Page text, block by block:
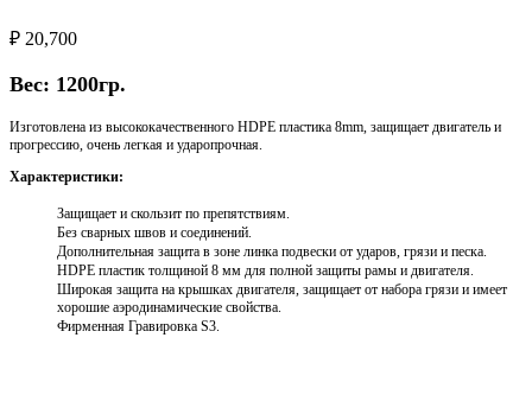
₽ 20,700
Вес: 1200гр.
Изготовлена из высококачественного HDPE пластика 8mm, защищает двигатель и
прогрессию, очень легкая и ударопрочная.
Характеристики:
Защищает и скользит по препятствиям.
Без сварных швов и соединений.
Дополнительная защита в зоне линка подвески от ударов, грязи и песка.
HDPE пластик толщиной 8 мм для полной защиты рамы и двигателя.
Широкая защита на крышках двигателя, защищает от набора грязи и имеет
хорошие аэродинамические свойства.
Фирменная Гравировка S3.